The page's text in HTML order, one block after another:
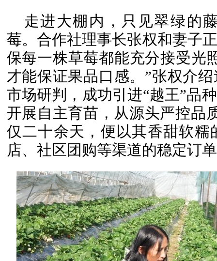
走进大棚内，只见翠绿的
莓。合作社理事长张权和妻子
保每一株草莓都能充分接受光
才能保证果品口感。”张权介
市场研判，成功引进“越王”品
开展自主育苗，从源头严控品
仅二十余天，便以其香甜软
店、社区团购等渠道的稳定订